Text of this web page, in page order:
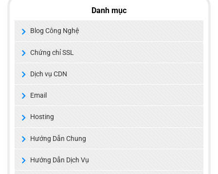
Danh mục
Blog Công Nghệ
Chứng chỉ SSL
Dịch vụ CDN
Email
Hosting
Hướng Dẫn Chung
Hướng Dẫn Dịch Vụ